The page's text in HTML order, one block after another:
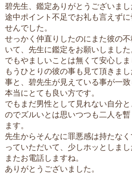
碧先生、鑑定ありがとうございまし
途中ポイント不足でお礼も言えず
せんでした。
せっかく仲直りしたのにまた彼の
いて、先生に鑑定をお願いしました
でもやましいことは無くて安心しま
もうひとりの彼の事も見て頂きま
事と、碧先生が見えている事が一致
本当にとても良い方です。
でもまだ男性として見れない自分
のでズルいとは思いつつも二人を
ます。
先生からそんなに罪悪感は持たな
っていただいて、少しホッとしまし
またお電話しますね。
ありがとうございました。